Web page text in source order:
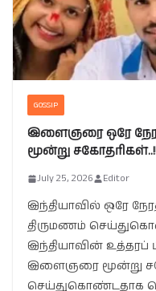
GOSSIP
இளைஞரை ஒரே
மூன்று
July 25, 2026 Editor
இந்தியாவில் ஒரே
திருமணம்
இந்தியாவின் உத்தரப்
இளைஞரை மூன்று
செய்துகொண்டதாக